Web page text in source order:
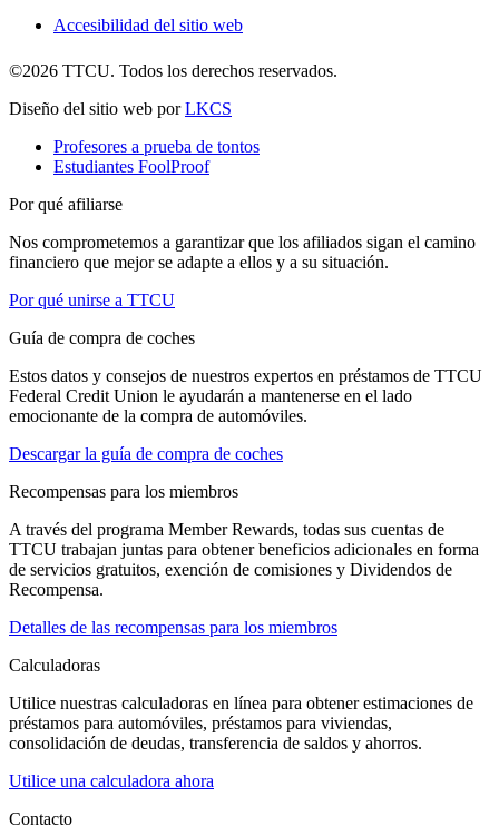
Accesibilidad del sitio web
©2026 TTCU. Todos los derechos reservados.
Diseño del sitio web porLKCS
Profesores a prueba de tontos
Estudiantes FoolProof
Por qué afiliarse
Nos comprometemos a garantizar que los afiliados sigan el camino
financiero que mejor se adapte a ellos y a su situación.
Por qué unirse a TTCU
Guía de compra de coches
Estos datos y consejos de nuestros expertos en préstamos de TTCU
Federal Credit Union le ayudarán a mantenerse en el lado
emocionante de la compra de automóviles.
Descargar la guía de compra de coches
Recompensas para los miembros
A través del programa Member Rewards, todas sus cuentas de
TTCU trabajan juntas para obtener beneficios adicionales en forma
de servicios gratuitos, exención de comisiones y Dividendos de
Recompensa.
Detalles de las recompensas para los miembros
Calculadoras
Utilice nuestras calculadoras en línea para obtener estimaciones de
préstamos para automóviles, préstamos para viviendas,
consolidación de deudas, transferencia de saldos y ahorros.
Utilice una calculadora ahora
Contacto